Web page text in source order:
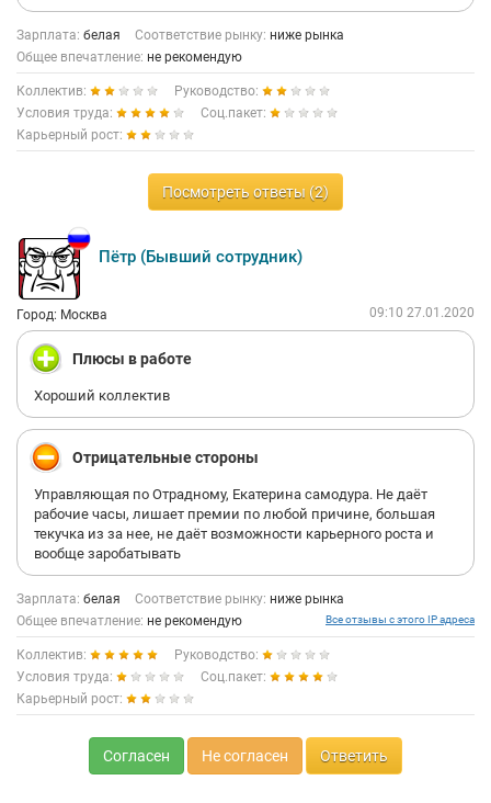
Зарплата: белая Соответствие рынку: ниже рынка
Общее впечатление: не рекомендую
Коллектив:
Руководство:
Условия труда:
Соц.пакет:
Карьерный рост:
Посмотреть ответы (2)
Пётр (Бывший сотрудник)
Город: Москва 09:10 27.01.2020
Плюсы в работе
Хороший коллектив
Отрицательные стороны
Управляющая по Отрадному, Екатерина самодура. Не даёт
рабочие часы, лишает премии по любой причине, большая
текучка из за нее, не даёт возможности карьерного роста и
вообще заробатывать
Зарплата: белая Соответствие рынку: ниже рынка
Общее впечатление: не рекомендую Все отзывы с этого IP адреса
Коллектив:
Руководство:
Условия труда:
Соц.пакет:
Карьерный рост:
Согласен Не согласен Ответить